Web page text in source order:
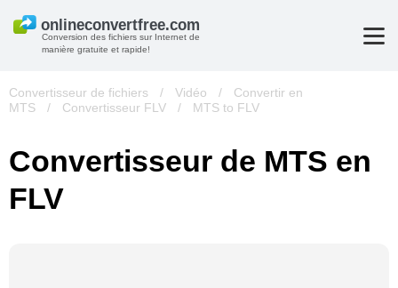
Conversion des fichiers sur Internet de
manière gratuite et rapide!
Convertisseur de fichiers / Vidéo /
Convertir en
MTS
/ Convertisseur FLV / MTS to FLV
Convertisseur de MTS en
FLV